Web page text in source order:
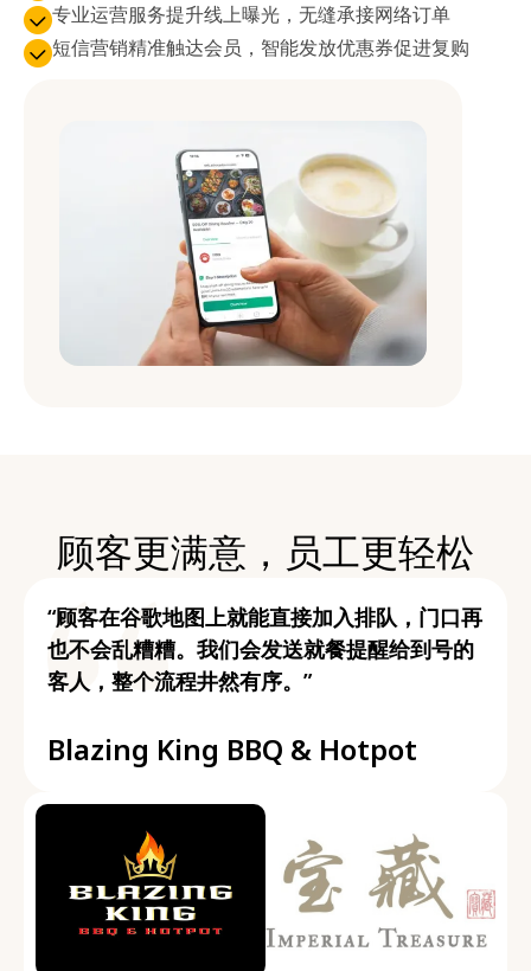
专业运营服务提升线上曝光，无缝承接网络订单
短信营销精准触达会员，智能发放优惠券促进复购
顾客更满意，员工更轻松
“顾客在谷歌地图上就能直接加入排队，门口再
也不会乱糟糟。我们会发送就餐提醒给到号的
客人，整个流程井然有序。”
Blazing King BBQ & Hotpot